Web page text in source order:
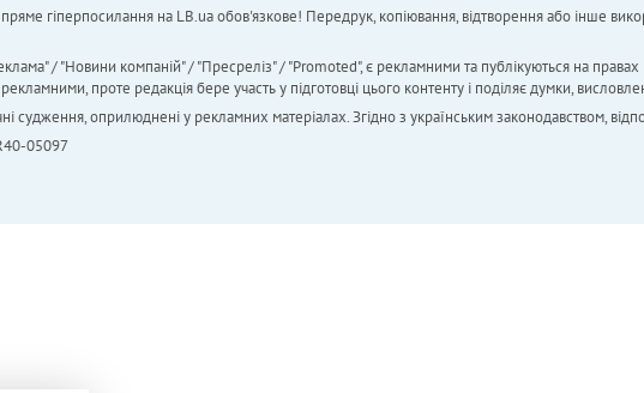
гіперпосилання на LB.ua обов'язкове! Передрук, копіювання, відтворення або інше
/ "Новини компаній" / "Пресреліз" / "Promoted", є рекламними та публікуються на
проте редакція бере участь у підготовці цього контенту і поділяє думки,
судження, оприлюднені у рекламних матеріалах. Згідно з українським законодавством,
05097